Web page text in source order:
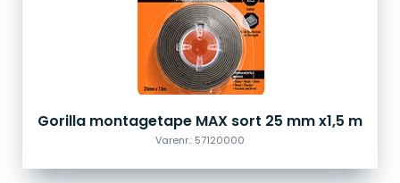
Gorilla montagetape MAX sort 25 mm x1,5 m
Varenr.: 57120000